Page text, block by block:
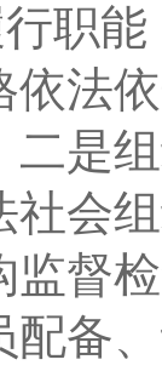
行职
依法
二是
社会
监督
配备